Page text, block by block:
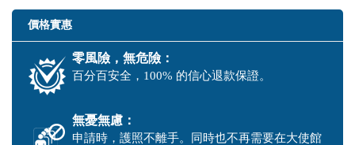
價格實惠
零風險，無危險：
百分百安全，100% 的信心退款保證。
無憂無慮：
申請時，護照不離手。同時也不再需要在大使館